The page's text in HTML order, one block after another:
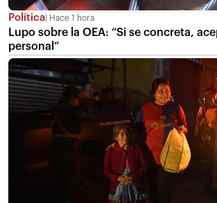
Política Hace 1 hora
Lupo sobre la OEA: “Si se concreta,
personal”